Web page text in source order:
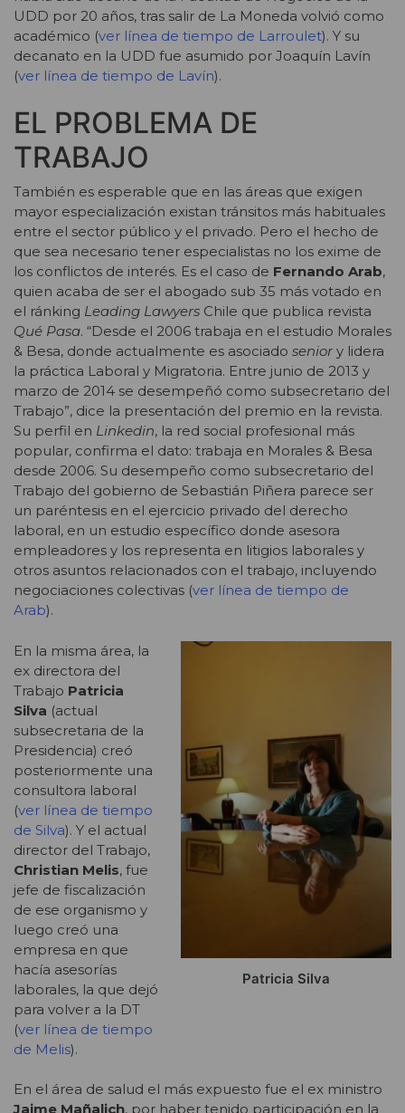
UDD por 20 años, tras salir de La Moneda volvió como
académico (ver línea de tiempo de Larroulet). Y su
decanato en la UDD fue asumido por Joaquín Lavín
(ver línea de tiempo de Lavín).
EL PROBLEMA DE
TRABAJO
También es esperable que en las áreas que exigen
mayor especialización existan tránsitos más habituales
entre el sector público y el privado. Pero el hecho de
que sea necesario tener especialistas no los exime de
los conflictos de interés. Es el caso de Fernando Arab,
quien acaba de ser el abogado sub 35 más votado en
el ránking Leading Lawyers Chile que publica revista
Qué Pasa. “Desde el 2006 trabaja en el estudio Morales
& Besa, donde actualmente es asociado senior y lidera
la práctica Laboral y Migratoria. Entre junio de 2013 y
marzo de 2014 se desempeñó como subsecretario del
Trabajo”, dice la presentación del premio en la revista.
Su perfil en Linkedin, la red social profesional más
popular, confirma el dato: trabaja en Morales & Besa
desde 2006. Su desempeño como subsecretario del
Trabajo del gobierno de Sebastián Piñera parece ser
un paréntesis en el ejercicio privado del derecho
laboral, en un estudio específico donde asesora
empleadores y los representa en litigios laborales y
otros asuntos relacionados con el trabajo, incluyendo
negociaciones colectivas (ver línea de tiempo de
Arab).
Patricia Silva
En la misma área, la
ex directora del
Trabajo Patricia
Silva (actual
subsecretaria de la
Presidencia) creó
posteriormente una
consultora laboral
(ver línea de tiempo
de Silva). Y el actual
director del Trabajo,
Christian Melis, fue
jefe de fiscalización
de ese organismo y
luego creó una
empresa en que
hacía asesorías
laborales, la que dejó
para volver a la DT
(ver línea de tiempo
de Melis).
En el área de salud el más expuesto fue el ex ministro
Jaime Mañalich, por haber tenido participación en la